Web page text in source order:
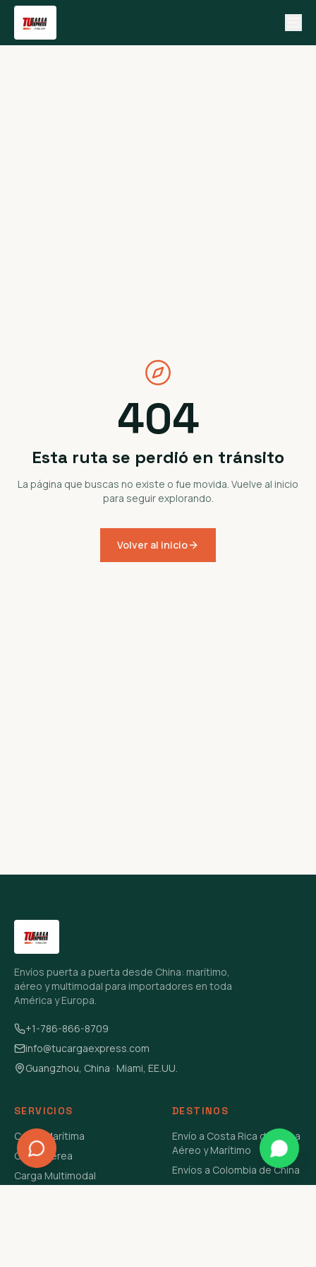
404
Esta ruta se perdió en tránsito
La página que buscas no existe o fue movida. Vuelve al inicio
para seguir explorando.
Volver al inicio
Envíos puerta a puerta desde China: marítimo,
aéreo y multimodal para importadores en toda
América y Europa.
+1-786-866-8709
info@tucargaexpress.com
Guangzhou, China · Miami, EE.UU.
SERVICIOS
Carga Marítima
Carga Aérea
Carga Multimodal
DESTINOS
Envío a Costa Rica de China
Aéreo y Marítimo
Envíos a Colombia de China